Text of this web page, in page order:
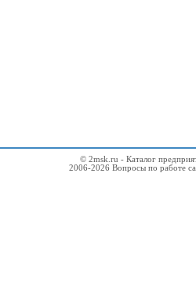
© 2msk.ru - Каталог
2006-2026 Вопросы по работе